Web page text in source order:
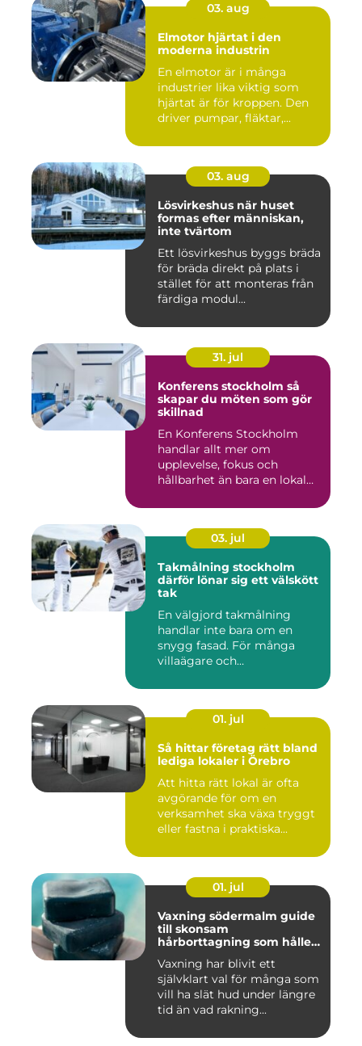
03. aug
Elmotor hjärtat i den
moderna industrin
En elmotor är i många
industrier lika viktig som
hjärtat är för kroppen. Den
driver pumpar, fläktar,...
03. aug
Lösvirkeshus när huset
formas efter människan,
inte tvärtom
Ett lösvirkeshus byggs bräda
för bräda direkt på plats i
stället för att monteras från
färdiga modul...
31. jul
Konferens stockholm så
skapar du möten som gör
skillnad
En Konferens Stockholm
handlar allt mer om
upplevelse, fokus och
hållbarhet än bara en lokal
03. jul
Takmålning stockholm
därför lönar sig ett välskött
tak
En välgjord takmålning
handlar inte bara om en
snygg fasad. För många
villaägare och
01. jul
Så hittar företag rätt bland
lediga lokaler i Örebro
Att hitta rätt lokal är ofta
avgörande för om en
verksamhet ska växa tryggt
eller fastna i praktiska...
01. jul
Vaxning södermalm guide
till skonsam
hårborttagning som håller
Vaxning har blivit ett
självklart val för många som
vill ha slät hud under längre
tid än vad rakning...